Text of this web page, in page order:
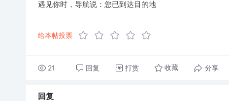
遇见你时，导航说：您已到达目的地
给本帖投票
21 回复 打赏 收藏 分享
回复